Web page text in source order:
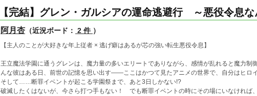
【完結】グレン・ガルシアの運命逃避行 ～悪役令息
阿月杏 （近況ボード： 2 件 ）
【主人のことが大好きな年上従者 × 逃げ癖はあるが芯の強い転生悪役令息】
王立魔法学園に通うグレンは、魔力量の多いエリートでありながら、感情が乱れると魔力制
んな彼はある日、前世の記憶を思い出す――ここはかつて見たアニメの世界で、自分はヒロ
そして……断罪イベントが起こる学園祭まで、あと3日しかない!?
破滅したくはないが、今さら打つ手もない！ でも断罪イベントの時にその場にいなけれ